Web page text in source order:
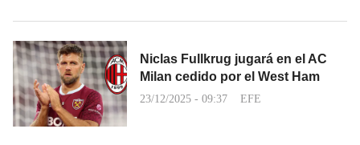
Niclas Fullkrug jugará en el AC
Milan cedido por el West Ham
23/12/2025 - 09:37 EFE